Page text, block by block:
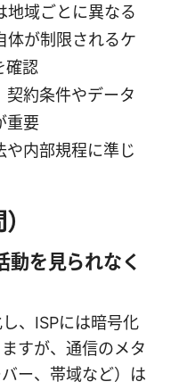
地域ごとに異なる
体が制限されるケ
確認
契約条件やデータ
重要
や内部規程に準じ
動を見られなく
、ISPには暗号化
すが、通信のメタ
ー、帯域など）は